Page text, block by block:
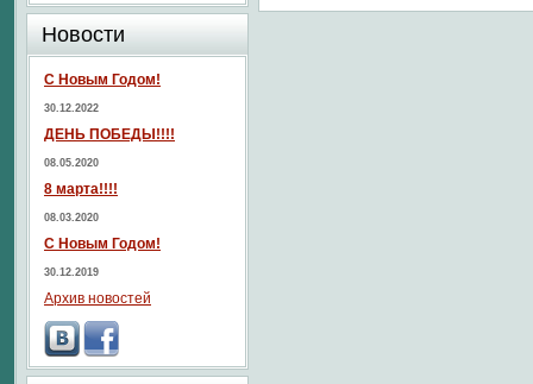
Новости
С Новым Годом!
30.12.2022
ДЕНЬ ПОБЕДЫ!!!!
08.05.2020
8 марта!!!!
08.03.2020
С Новым Годом!
30.12.2019
Архив новостей